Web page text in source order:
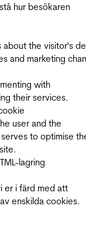
hur besökaren
about the visitor's
and marketing
with
their services.
user and the
to optimise
lagring
er i färd med att
enskilda cookies.